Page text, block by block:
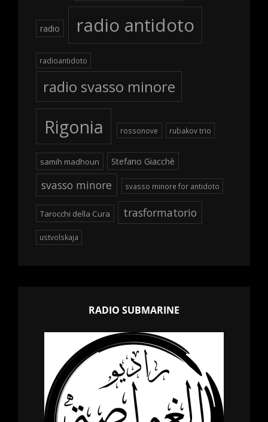
radio radio antidoto
radioantidoto
radio svasso minore
Rigonia rossonove rubakov trio
samih madhoun Stefano Giacchè
svasso minore svasso minore for antidoto
Tarocchi della Cura trasformatorio
ustvolskaja
RADIO SUBMARINE